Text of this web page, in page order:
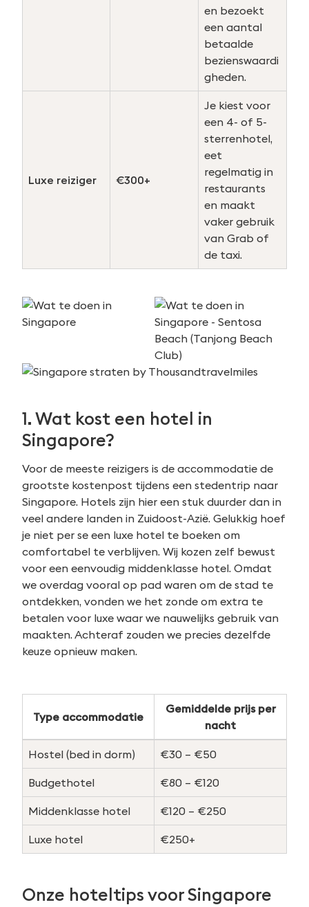
en bezoekt
een aantal
betaalde
bezienswaardi
gheden.
Luxe reiziger €300+
Je kiest voor
een 4- of 5-
sterrenhotel,
eet
regelmatig in
restaurants
en maakt
vaker gebruik
van Grab of
de taxi.
1. Wat kost een hotel in
Singapore?
Voor de meeste reizigers is de accommodatie de
grootste kostenpost tijdens een stedentrip naar
Singapore. Hotels zijn hier een stuk duurder dan in
veel andere landen in Zuidoost-Azië. Gelukkig hoef
je niet per se een luxe hotel te boeken om
comfortabel te verblijven. Wij kozen zelf bewust
voor een eenvoudig middenklasse hotel. Omdat
we overdag vooral op pad waren om de stad te
ontdekken, vonden we het zonde om extra te
betalen voor luxe waar we nauwelijks gebruik van
maakten. Achteraf zouden we precies dezelfde
keuze opnieuw maken.
Type accommodatie
Gemiddelde prijs per
nacht
Hostel (bed in dorm) €30 – €50
Budgethotel €80 – €120
Middenklasse hotel €120 – €250
Luxe hotel €250+
Onze hoteltips voor Singapore